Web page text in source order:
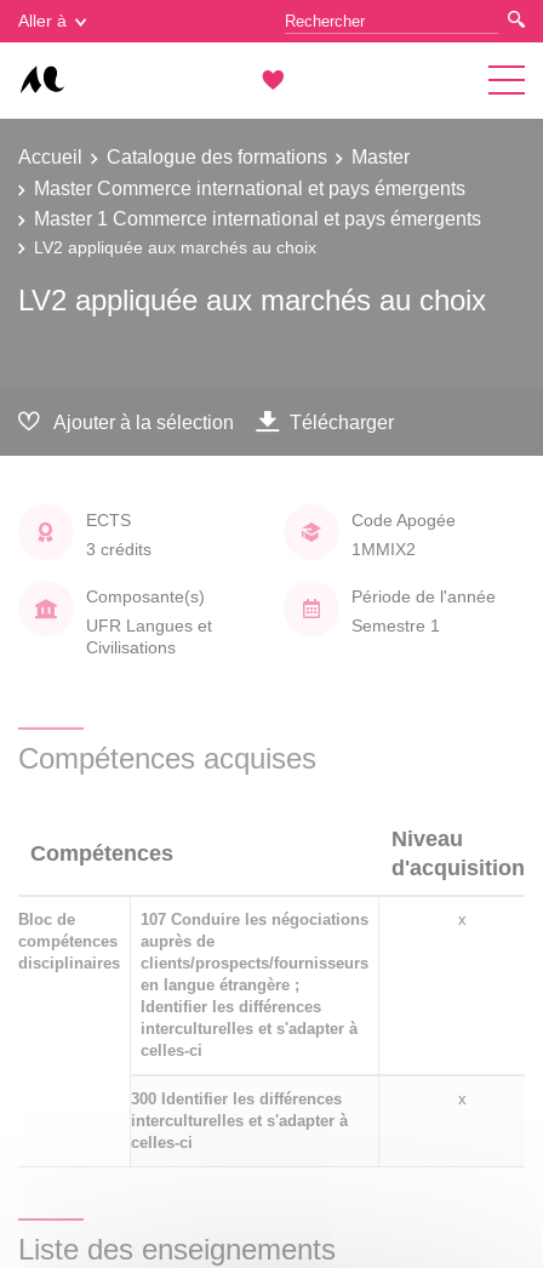
Aller à
Accueil Catalogue des formations
Master
Master Commerce international et pays émergents
Master 1 Commerce international et pays émergents
LV2 appliquée aux marchés au choix
LV2 appliquée aux marchés au choix
Ajouter à la sélection Télécharger
ECTS
3 crédits
Code Apogée
1MMIX2
Composante(s)
UFR Langues et
Civilisations
Période de l'année
Semestre 1
Compétences acquises
Compétences
Niveau
d'acquisition
Bloc de
compétences
disciplinaires
107 Conduire les négociations
auprès de
clients/prospects/fournisseurs
en langue étrangère ;
Identifier les différences
interculturelles et s'adapter à
celles-ci
x
300 Identifier les différences
interculturelles et s'adapter à
celles-ci
x
Liste des enseignements
Gestion des cookies